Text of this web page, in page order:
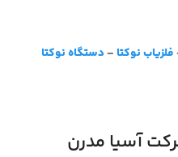
فلزیاب نوکتا –دستگاه نوکتا
آسیا مدرن